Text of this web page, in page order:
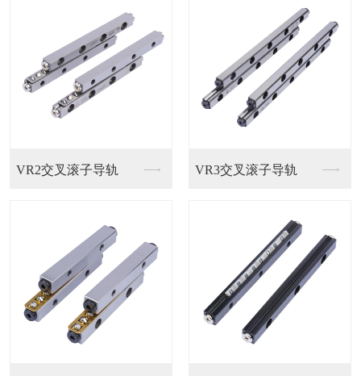
交叉滚子导轨 孚雷直线导轨 滚